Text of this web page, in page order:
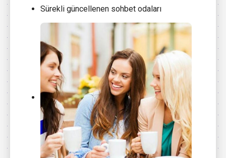
Sürekli güncellenen sohbet odaları